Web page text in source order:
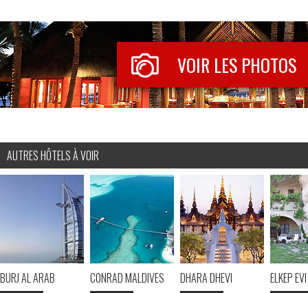
VOIR LES PHOTOS
AUTRES HÔTELS À VOIR
BURJ AL ARAB CONRAD MALDIVES DHARA DHEVI ELKEP